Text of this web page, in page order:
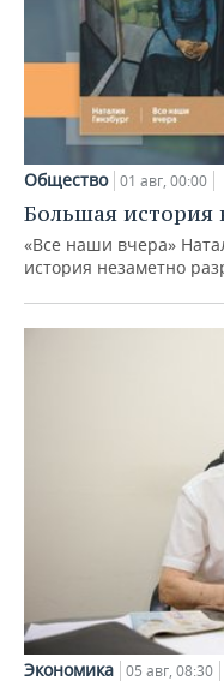
Общество 01 авг, 00:00
Большая история
«Все наши вчера»
история незаметно
Экономика 05 авг, 08:30